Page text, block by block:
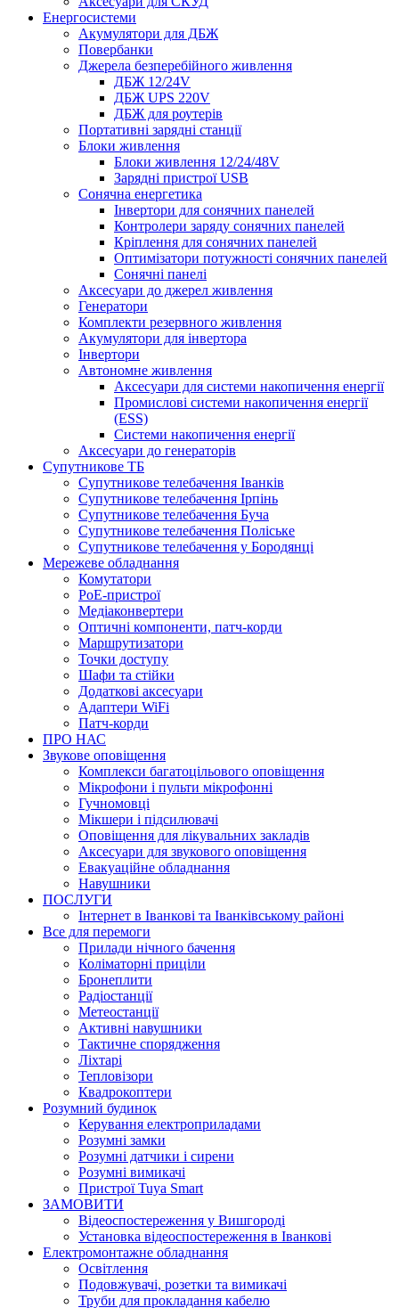
Енергосистеми
Акумулятори для ДБЖ
Повербанки
Джерела безперебійного живлення
ДБЖ 12/24V
ДБЖ UPS 220V
ДБЖ для роутерів
Портативні зарядні станції
Блоки живлення
Блоки живлення 12/24/48V
Зарядні пристрої USB
Сонячна енергетика
Інвертори для сонячних панелей
Контролери заряду сонячних панелей
Кріплення для сонячних панелей
Оптимізатори потужності сонячних панелей
Сонячні панелі
Аксесуари до джерел живлення
Генератори
Комплекти резервного живлення
Акумулятори для інвертора
Інвертори
Автономне живлення
Аксесуари для системи накопичення енергії
Промислові системи накопичення енергії
(ESS)
Системи накопичення енергії
Аксесуари до генераторів
Супутникове ТБ
Супутникове телебачення Іванків
Супутникове телебачення Ірпінь
Супутникове телебачення Буча
Супутникове телебачення Поліське
Супутникове телебачення у Бородянці
Мережеве обладнання
Комутатори
PoE-пристрої
Медіаконвертери
Оптичні компоненти, патч-корди
Маршрутизатори
Точки доступу
Шафи та стійки
Додаткові аксесуари
Адаптери WiFi
Патч-корди
ПРО НАС
Звукове оповіщення
Комплекси багатоцільового оповіщення
Мікрофони і пульти мікрофонні
Гучномовці
Мікшери і підсилювачі
Оповіщення для лікувальних закладів
Аксесуари для звукового оповіщення
Евакуаційне обладнання
Навушники
ПОСЛУГИ
Інтернет в Іванкові та Іванківському районі
Все для перемоги
Прилади нічного бачення
Коліматорні приціли
Бронеплити
Радіостанції
Метеостанції
Активні навушники
Тактичне спорядження
Ліхтарі
Тепловізори
Квадрокоптери
Розумний будинок
Керування електроприладами
Розумні замки
Розумні датчики і сирени
Розумні вимикачі
Пристрої Tuya Smart
ЗАМОВИТИ
Відеоспостереження у Вишгороді
Установка відеоспостереження в Іванкові
Електромонтажне обладнання
Освітлення
Подовжувачі, розетки та вимикачі
Труби для прокладання кабелю